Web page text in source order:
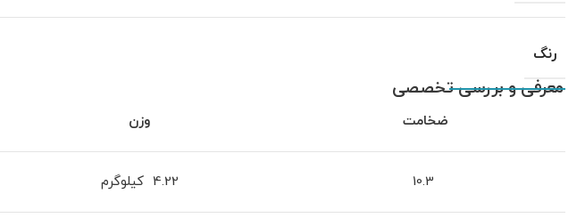
رنگ
معرفی و بررسی تخصصی
ضخامت وزن
4.22 کیلوگرم